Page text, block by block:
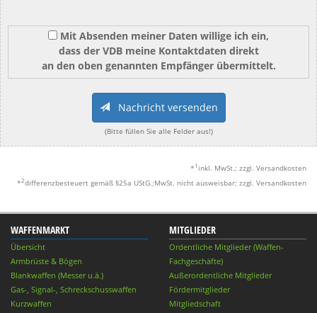
Mit Absenden meiner Daten willige ich ein,
dass der VDB meine Kontaktdaten direkt
an den oben genannten Empfänger übermittelt.
Nachricht versenden
(Bitte füllen Sie alle Felder aus!)
* 1 inkl. MwSt.; zzgl. Versandkosten
*2differenzbesteuert gemäß §25a UStG.;MwSt. nicht ausweisbar; zzgl. Versandkosten
WAFFENMARKT
Übersicht
Armbrüste & Bögen
Blankwaffen (Messer u.ä.)
Gas-, Signal-, Schreckschusswaffen
Kurzwaffen
MITGLIEDER
Ordentliche Mitglieder (Waffen-
Fachgeschäfte)
Außerordentliche Mitglieder
Fördermitglieder
Mitgliedschaft